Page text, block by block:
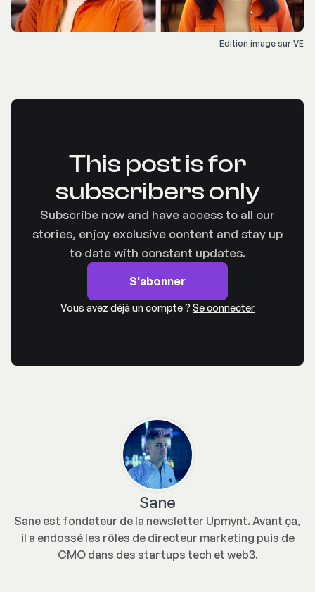
Edition image sur VE
This post is for
subscribers only
Subscribe now and have access to all our
stories, enjoy exclusive content and stay up
to date with constant updates.
S'abonner
Vous avez déjà un compte ? Se connecter
Sane
Sane est fondateur de la newsletter Upmynt. Avant ça,
il a endossé les rôles de directeur marketing puis de
CMO dans des startups tech et web3.